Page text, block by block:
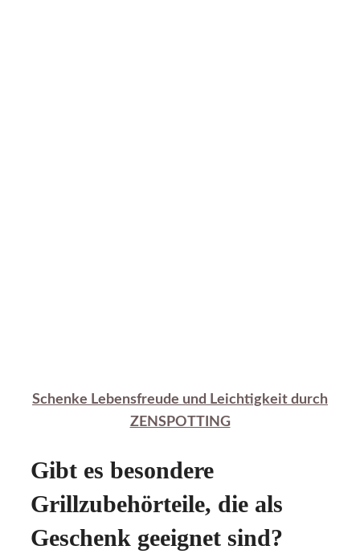
Schenke Lebensfreude und Leichtigkeit durch
ZENSPOTTING
Gibt es besondere
Grillzubehörteile, die als
Geschenk geeignet sind?